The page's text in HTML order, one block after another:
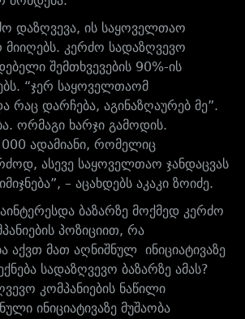
დაზღვევა, ის საყოველთაო
მიიღებს. კერძო სადაზღვევო
შემთხვევების 90%-ის
“ჯერ საყოველთაომ
რაც დარჩება, აგინაზღაურებ მე”.
ორმაგი ხარჯი გამოდის.
ადამიანი, რომელიც
ასევე საყოველთაო ჯანდაცვას
– აცახდებს აკაკი ზოიძე.
ბაზარზე მოქმედ კერძო
პოზიციით, რა
აქვთ მათ აღნიშნულ ინიციატივაზე
სადაზღვევო ბაზარზე ამას?
კომპანიების ნაწილი
ინიციატივაზე მუშაობა